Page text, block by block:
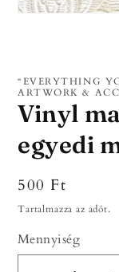
párbeszédpanelen
“EVERYTHING
ARTWORK &
Vinyl
egyedi
Normál
ár
500 Ft
Tartalmazza az adót.
Mennyiség